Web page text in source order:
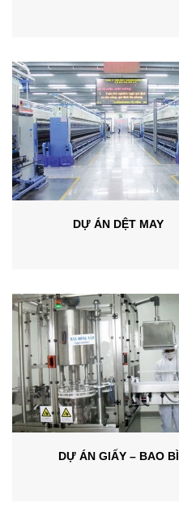
DỰ ÁN DỆT MAY
DỰ ÁN GIẤY – BAO BÌ